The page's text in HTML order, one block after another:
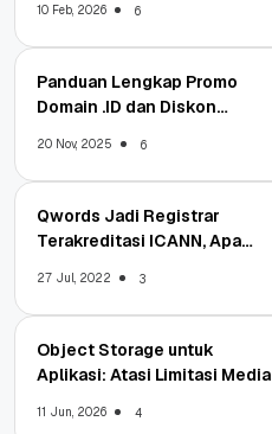
10 Feb, 2026 6
Panduan Lengkap Promo
Domain .ID dan Diskon
20 Nov, 2025 6
Qwords Jadi Registrar
Terakreditasi ICANN, Apa
27 Jul, 2022 3
Object Storage untuk
Aplikasi: Atasi Limitasi Media
11 Jun, 2026 4